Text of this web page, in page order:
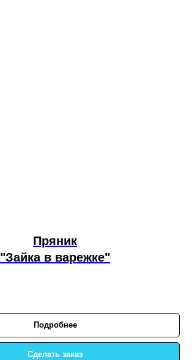
Пряник
"Зайка в варежке"
Подробнее
Сделать заказ